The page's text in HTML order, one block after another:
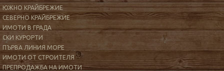
ЮЖНО КРАЙБРЕЖИЕ
СЕВЕРНО КРАЙБРЕЖИЕ
ИМОТИ В ГРАДА
СКИ КУРОРТИ
ПЪРВА ЛИНИЯ МОРЕ
ИМОТИ ОТ СТРОИТЕЛЯ
ПРЕПРОДАЖБА НА ИМОТИ